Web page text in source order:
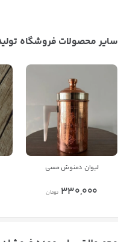
سایر محصولات فروشگاه
لیوان دمنوش مسی
330,000 تومان